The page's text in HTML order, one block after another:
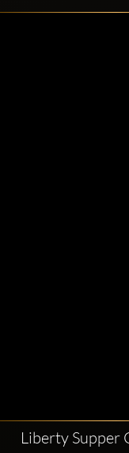
Liberty Supper